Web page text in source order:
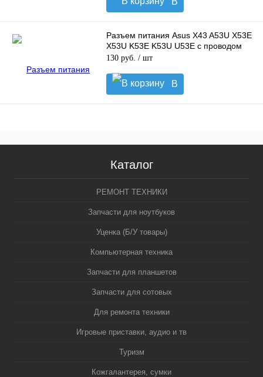
корзину
Разъем питания Asus X43 A53U X53E
X53U K53E K53U U53E с проводом
130 руб. / шт
В
корзину
Каталог
РЕМОНТ ТЕХНИКИ
Запчасти для ноутбуков
Уценка (Б/У товары)
Компьютерная техника
Запчасти для планшетов
Запчасти для сотовых
Для ремонта техники
Игровые приставки, аудио и тв
Туризм
Кожгалантерея, сумки